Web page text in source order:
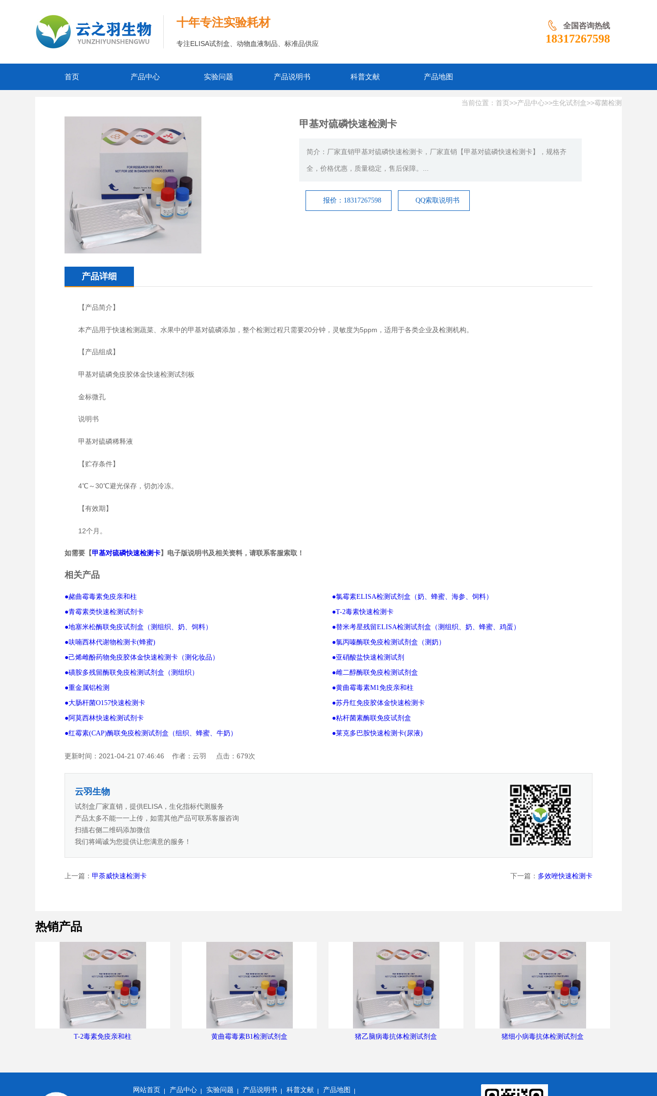
十年专注实验耗材
专注ELISA试剂盒、动物血液制品、标准品供应
全国咨询热线
18317267598
首页 产品中心 实验问题 产品说明书 科普文献 产品地图
当前位置： 首页 >>产品中心>>生化试剂盒>>霉菌检测
甲基对硫磷快速检测卡
简介：厂家直销甲基对硫磷快速检测卡，厂家直销【甲基对硫磷快速检测卡】，规格齐
全，价格优惠，质量稳定，售后保障。...
报价：18317267598 QQ索取说明书
产品详细
【产品简介】
本产品用于快速检测蔬菜、水果中的甲基对硫磷添加，整个检测过程只需要20分钟，灵敏度为5ppm，适用于各类企业及检测机构。
【产品组成】
甲基对硫磷免疫胶体金快速检测试剂板
金标微孔
说明书
甲基对硫磷稀释液
【贮存条件】
4℃～30℃避光保存，切勿冷冻。
【有效期】
12个月。
如需要【 甲基对硫磷快速检测卡】电子版说明书及相关资料，请联系客服索取！
相关产品
●赭曲霉毒素免疫亲和柱
●青霉素类快速检测试剂卡
●地塞米松酶联免疫试剂盒（测组织、奶、饲料）
●呋喃西林代谢物检测卡(蜂蜜)
●己烯雌酚药物免疫胶体金快速检测卡（测化妆品）
●磺胺多残留酶联免疫检测试剂盒（测组织）
●重金属铝检测
●大肠杆菌O157快速检测卡
●阿莫西林快速检测试剂卡
●红霉素(CAP)酶联免疫检测试剂盒（组织、蜂蜜、牛奶）
●氯霉素ELISA检测试剂盒（奶、蜂蜜、海参、饲料）
●T-2毒素快速检测卡
●替米考星残留ELISA检测试剂盒（测组织、奶、蜂蜜、鸡蛋）
●氯丙嗪酶联免疫检测试剂盒（测奶）
●亚硝酸盐快速检测试剂
●雌二醇酶联免疫检测试剂盒
●黄曲霉毒素M1免疫亲和柱
●苏丹红免疫胶体金快速检测卡
●粘杆菌素酶联免疫试剂盒
●莱克多巴胺快速检测卡(尿液)
更新时间：2021-04-21 07:46:46 作者：云羽 点击：679次
云羽生物
试剂盒厂家直销，提供ELISA，生化指标代测服务
产品太多不能一一上传，如需其他产品可联系客服咨询
扫描右侧二维码添加微信
我们将竭诚为您提供让您满意的服务！
上一篇： 甲荼威快速检测卡 下一篇： 多效唑快速检测卡
热销产品
T-2毒素免疫亲和柱 黄曲霉毒素B1检测试剂盒 猪乙脑病毒抗体检测试剂盒 猪细小病毒抗体检测试剂盒
网站首页 产品中心 实验问题 产品说明书 科普文献 产品地图